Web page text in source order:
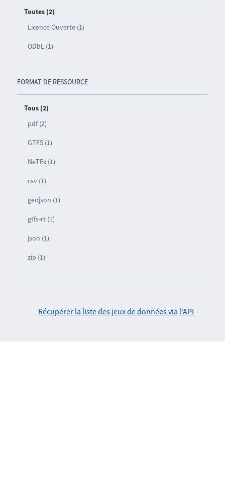
Toutes (2)
Licence Ouverte (1)
ODbL (1)
FORMAT DE RESSOURCE
Tous (2)
pdf (2)
GTFS (1)
NeTEx (1)
csv (1)
geojson (1)
gtfs-rt (1)
json (1)
zip (1)
Récupérer la liste des jeux de données via l'API -